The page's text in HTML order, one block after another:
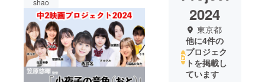
由子役でshao、出
演！
shao
2024
東京都
他に4件の
プロジェク
トを掲載し
ています